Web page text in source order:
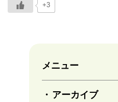
メニュー
アーカイブ
+3